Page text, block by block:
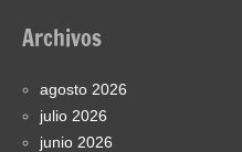
Archivos
agosto 2026
julio 2026
junio 2026